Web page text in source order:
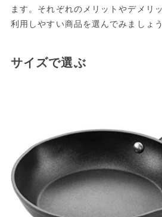
ます。それぞれのメリットやデメリ
利用しやすい商品を選んでみましょう
サイズで選ぶ